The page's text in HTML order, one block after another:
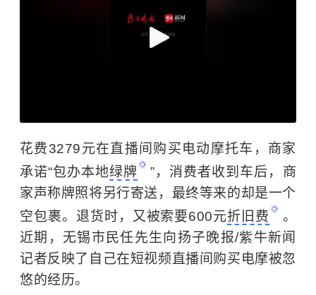
花费3279元在直播间购买电动摩托车，商家
承诺“包办本地绿牌
”，消费者收到车后，商
家声称牌照将另行寄送，最终等来的却是一个
空包裹。退货时，又被索要600元折旧费
。
近期，无锡市民任先生向扬子晚报/紫牛新闻
记者反映了自己在短视频直播间购买电摩被忽
悠的经历。